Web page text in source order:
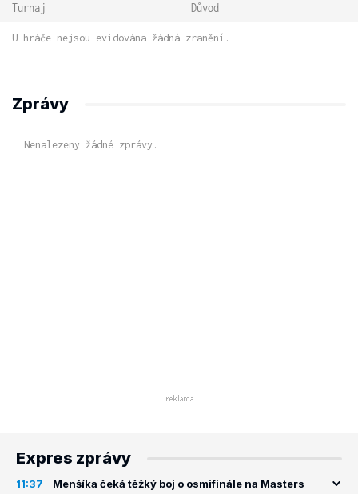
Turnaj Důvod
U hráče nejsou evidována žádná zranění.
Zprávy
Nenalezeny žádné zprávy.
Expres zprávy
11:37 Menšíka čeká těžký boj o osmifinále na Masters